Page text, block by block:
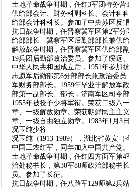
土地革命战争时期，任红3军团特务
供给部会计、财务科副科长、会计科
给部会计科科长。参加了中央苏区反“
抗日战争时期，任晋察冀军区第2军
给部部长，冀察军区后勤部部长兼供给
解放战争时期，任晋察冀军区供给部
19兵团后勤部政治委员。参加了绥远
中华人民共和国成立后，1951年参加
志愿军后勤部第6分部部长兼政治委
军财务部部长。1959年毕业于解放军
部第一副部长、部长，济南军区司令
1955年被授予少将军衔。荣获二级八
章、一级解放勋章。荣获朝鲜民主主
章、一级自由独立勋章。1983年1月3
况玉纯少将
况玉纯（1913-1989），湖北省黄安（
中国工农红军，同年加入中国共产党。
土地革命战争时期，任红四方面军第4
治处秘书长，第30军88师政治部秘书
员。参加了长征。
抗日战争时期，任八路军129师第2兵